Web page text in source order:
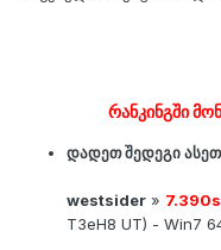
რანკინგში
დადეთშედეგი
westsider » 7.390s
T3eH8 UT) - Win7